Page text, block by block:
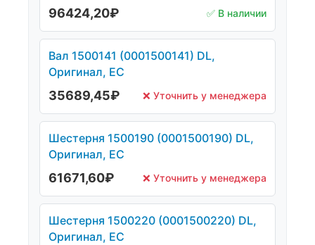
96424,20₽ ✅ В наличии
Вал 1500141 (0001500141) DL,
Оригинал, ЕС
35689,45₽ ❌ Уточнить у менеджера
Шестерня 1500190 (0001500190) DL,
Оригинал, ЕС
61671,60₽ ❌ Уточнить у менеджера
Шестерня 1500220 (0001500220) DL,
Оригинал, ЕС